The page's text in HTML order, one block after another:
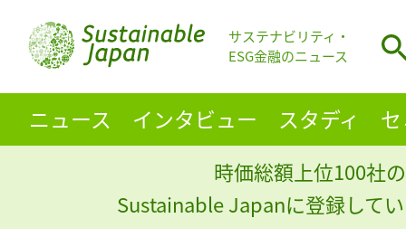
サステナビリティ・
ESG金融のニュース
ニュース インタビュー スタディ
時価総額上位100社
Sustainable Japanに登録して